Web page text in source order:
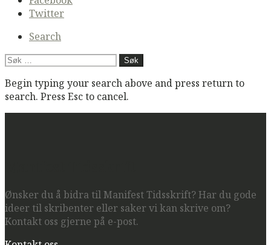
navigationTwitter
Search
Søk
Begin typing your search above and press return to
search. Press Esc to cancel.
Ønsker du å bidra til Manifest Tidsskrift? Har du gode
ideer til skribenter eller saker vi kan skrive om?
Kontakt oss gjerne på e-post.